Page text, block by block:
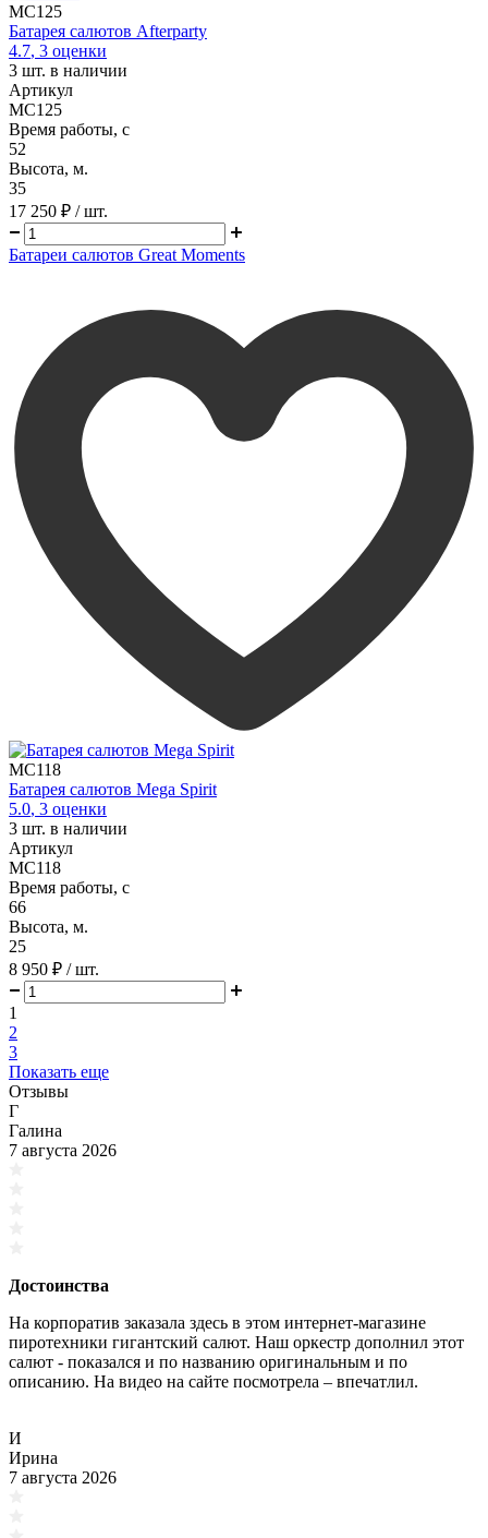
MC125
Батарея салютов Afterparty
4.7, 3 оценки
3 шт. в наличии
Артикул
MC125
Время работы, с
52
Высота, м.
35
17 250 ₽ / шт.
Батареи салютов Great Moments
MC118
Батарея салютов Mega Spirit
5.0, 3 оценки
3 шт. в наличии
Артикул
MC118
Время работы, с
66
Высота, м.
25
8 950 ₽ / шт.
1
2
3
Показать еще
Отзывы
Г
Галина
7 августа 2026
Достоинства
На корпоратив заказала здесь в этом интернет-магазине
пиротехники гигантский салют. Наш оркестр дополнил этот
салют - показался и по названию оригинальным и по
описанию. На видео на сайте посмотрела – впечатлил.
И
Ирина
7 августа 2026